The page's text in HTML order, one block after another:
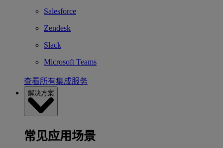
Salesforce
Zendesk
Slack
Microsoft Teams
查看所有集成服务
解决方案
常见应用场景